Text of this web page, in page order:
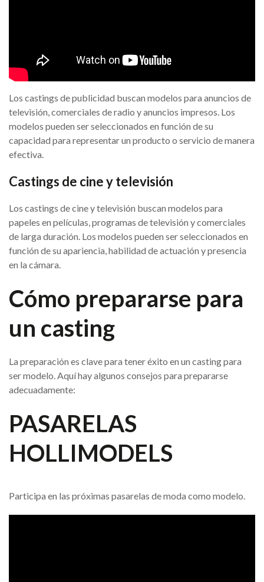
Los castings de publicidad buscan modelos para anuncios de
televisión, comerciales de radio y anuncios impresos. Los
modelos pueden ser seleccionados en función de su
capacidad para representar un producto o servicio de manera
efectiva.
Castings de cine y televisión
Los castings de cine y televisión buscan modelos para
papeles en películas, programas de televisión y comerciales
de larga duración. Los modelos pueden ser seleccionados en
función de su apariencia, habilidad de actuación y presencia
en la cámara.
Cómo prepararse para
un casting
La preparación es clave para tener éxito en un casting para
ser modelo. Aquí hay algunos consejos para prepararse
adecuadamente:
PASARELAS
HOLLIMODELS
Participa en las próximas pasarelas de moda como modelo.